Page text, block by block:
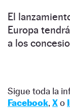
El
Europa
a los
Sigue toda la
Facebook, Xo